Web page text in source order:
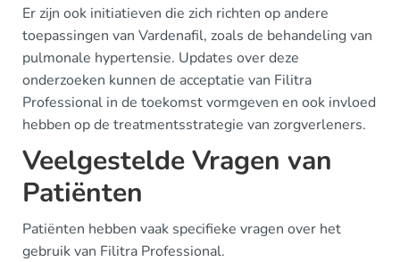
Er zijn ook initiatieven die zich richten op andere
toepassingen van Vardenafil, zoals de behandeling van
pulmonale hypertensie. Updates over deze
onderzoeken kunnen de acceptatie van Filitra
Professional in de toekomst vormgeven en ook invloed
hebben op de treatmentsstrategie van zorgverleners.
Veelgestelde Vragen van
Patiënten
Patiënten hebben vaak specifieke vragen over het
gebruik van Filitra Professional.